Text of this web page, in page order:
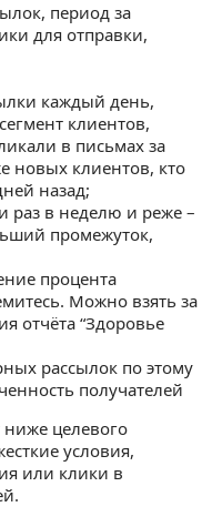
период за
для отправки,
каждый день,
клиентов,
в письмах за
новых клиентов, кто
назад;
раз в неделю и реже –
промежуток,
процента
Можно взять за
отчёта “Здоровье
рассылок по этому
получателей
ниже целевого
условия,
или клики в